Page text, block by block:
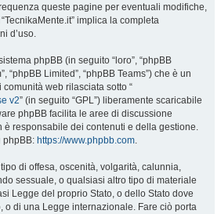
queste pagine per eventuali modifiche,
implica la completa
d’uso.
phpBB (in seguito “loro”, “phpBB
“phpBB Limited”, “phpBB Teams”) che è un
web rilasciata sotto “
v2” (in seguito “GPL”) liberamente scaricabile
phpBB facilita le aree di discussione
è responsabile dei contenuti e della gestione.
phpBB: https://www.phpbb.com.
di offesa, oscenità, volgarità, calunnia,
sessuale, o qualsiasi altro tipo di materiale
Legge del proprio Stato, o dello Stato dove
o di una Legge internazionale. Fare ciò porta